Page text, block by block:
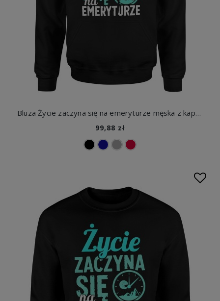
Bluza Życie zaczyna się na emeryturze męska z kapturem
99,88 zł